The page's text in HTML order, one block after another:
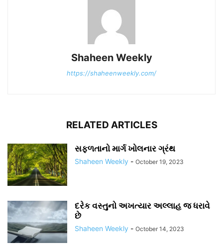
Shaheen Weekly
https://shaheenweekly.com/
RELATED ARTICLES
સફળતાનો માર્ગ ખોલનાર ગ્રંથ
Shaheen Weekly - October 19, 2023
દરેક વસ્તુનો અખત્યાર અલ્લાહ જ ધરાવે
છે
Shaheen Weekly - October 14, 2023